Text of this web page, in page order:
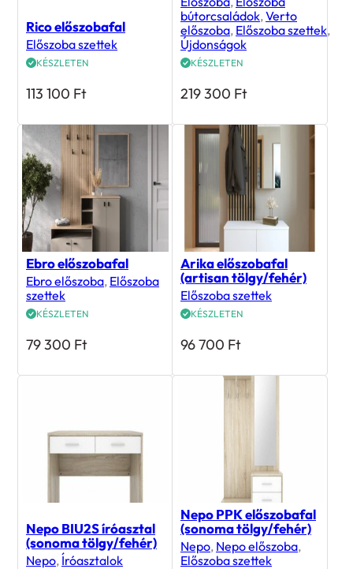
Rico előszobafal
Előszoba szettek
KÉSZLETEN
113 100 Ft
bútorcsaládok, Verto
előszoba, Előszoba szettek,
Újdonságok
KÉSZLETEN
219 300 Ft
Ebro előszobafal
Ebro előszoba, Előszoba
szettek
KÉSZLETEN
79 300 Ft
Arika előszobafal
(artisan tölgy/fehér)
Előszoba szettek
KÉSZLETEN
96 700 Ft
Nepo BIU2S íróasztal
(sonoma tölgy/fehér)
Nepo, Íróasztalok
Nepo PPK előszobafal
(sonoma tölgy/fehér)
Nepo, Nepo előszoba,
Előszoba szettek